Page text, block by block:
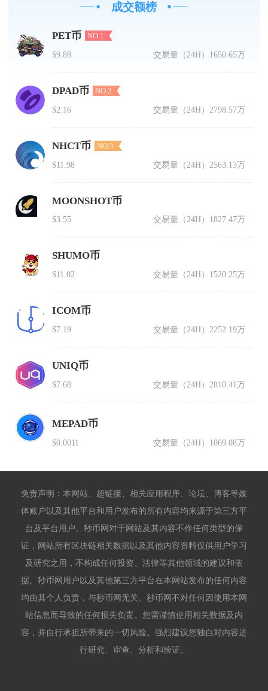
成交额榜
PET币 NO.1
$9.88 交易量（24H） 1650.65万
DPAD币 NO.2
$2.16 交易量（24H） 2798.57万
NHCT币 NO.3
$11.98 交易量（24H） 2563.13万
MOONSHOT币
$3.55 交易量（24H） 1827.47万
SHUMO币
$11.02 交易量（24H） 1520.25万
ICOM币
$7.19 交易量（24H） 2252.19万
UNIQ币
$7.68 交易量（24H） 2810.41万
MEPAD币
$0.0011 交易量（24H） 1069.08万
免责声明：本网站、超链接、相关应用程序、论坛、博客等媒
体账户以及其他平台和用户发布的所有内容均来源于第三方平
台及平台用户。秒币网对于网站及其内容不作任何类型的保
证，网站所有区块链相关数据以及其他内容资料仅供用户学习
及研究之用，不构成任何投资、法律等其他领域的建议和依
据。秒币网用户以及其他第三方平台在本网站发布的任何内容
均由其个人负责，与秒币网无关。秒币网不对任何因使用本网
站信息而导致的任何损失负责。您需谨慎使用相关数据及内
容，并自行承担所带来的一切风险。强烈建议您独自对内容进
行研究、审查、分析和验证。